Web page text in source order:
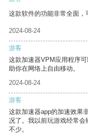
这款软件的功能非常全面，
2024-08-24
游客
这款加速器VPM应用程序
助你在网络上自由移动。
2024-08-24
游客
这款加速器app的加速效果
况了。我以前玩游戏经常会
不少。